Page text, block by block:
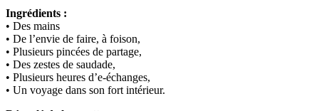
Ingrédients :
• Des mains
• De l’envie de faire, à foison,
• Plusieurs pincées de partage,
• Des zestes de saudade,
• Plusieurs heures d’e-échanges,
• Un voyage dans son fort intérieur.